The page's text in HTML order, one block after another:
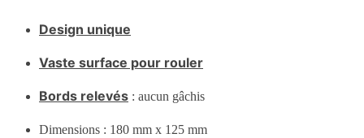
Design unique
Vaste surface pour rouler
Bords relevés : aucun gâchis
Dimensions : 180 mm x 125 mm